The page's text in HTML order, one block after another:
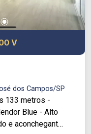
V
dos Campos/SP
133 metros -